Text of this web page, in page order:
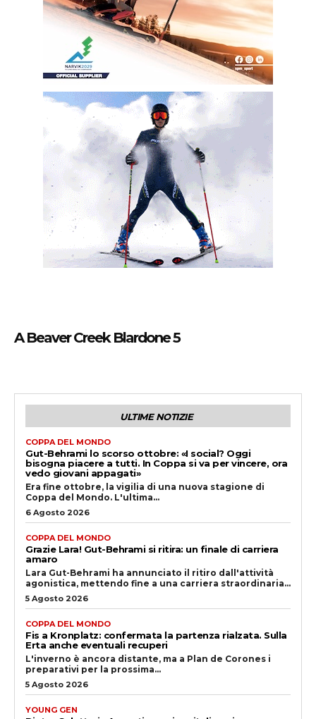
A Beaver Creek Blardone 5
ULTIME NOTIZIE
COPPA DEL MONDO
Gut-Behrami lo scorso ottobre: «I social? Oggi
bisogna piacere a tutti. In Coppa si va per vincere, ora
vedo giovani appagati»
Era fine ottobre, la vigilia di una nuova stagione di
Coppa del Mondo. L'ultima...
6 Agosto 2026
COPPA DEL MONDO
Grazie Lara! Gut-Behrami si ritira: un finale di carriera
amaro
Lara Gut-Behrami ha annunciato il ritiro dall'attività
agonistica, mettendo fine a una carriera straordinaria...
5 Agosto 2026
COPPA DEL MONDO
Fis a Kronplatz: confermata la partenza rialzata. Sulla
Erta anche eventuali recuperi
L'inverno è ancora distante, ma a Plan de Corones i
preparativi per la prossima...
5 Agosto 2026
YOUNG GEN